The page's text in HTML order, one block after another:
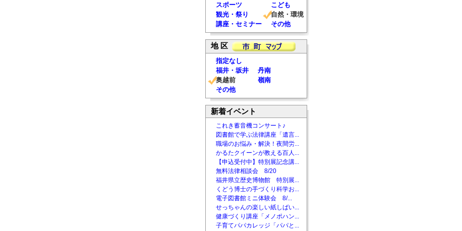
スポーツ
こども
観光・祭り
自然・環境
講座・セミナー
その他
地 区
指定なし
福井・坂井
丹南
奥越前
嶺南
その他
新着イベント
これき蓄音機コンサート♪
図書館で学ぶ法律講座「遺言...
職場のお悩み・解決！夜間労...
かるたクイーンが教える百人...
【申込受付中】特別展記念講...
無料法律相談会 8/20
福井県立歴史博物館 特別展...
くどう博士の手づくり科学お...
電子図書館ミニ体験会 8/...
せっちゃんの楽しい紙しばい...
健康づくり講座「メノポハン...
子育てパパカレッジ「パパと...